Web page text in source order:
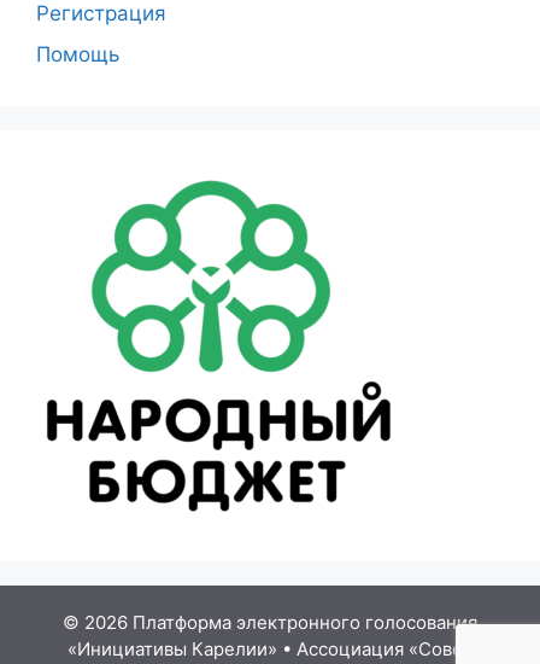
Регистрация
Помощь
© 2026 Платформа электронного голосования
«Инициативы Карелии» • Ассоциация «Совет